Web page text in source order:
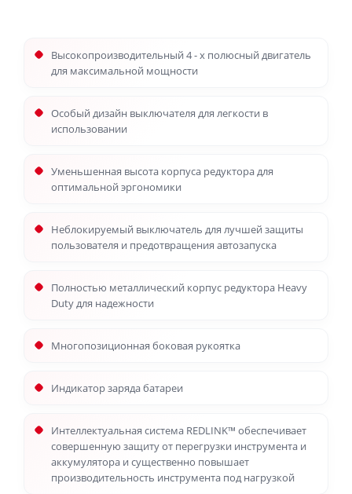
Высокопроизводительный 4 - х полюсный двигатель
для максимальной мощности
Особый дизайн выключателя для легкости в
использовании
Уменьшенная высота корпуса редуктора для
оптимальной эргономики
Неблокируемый выключатель для лучшей защиты
пользователя и предотвращения автозапуска
Полностью металлический корпус редуктора Heavy
Duty для надежности
Многопозиционная боковая рукоятка
Индикатор заряда батареи
Интеллектуальная система REDLINK™ обеспечивает
совершенную защиту от перегрузки инструмента и
аккумулятора и существенно повышает
производительность инструмента под нагрузкой